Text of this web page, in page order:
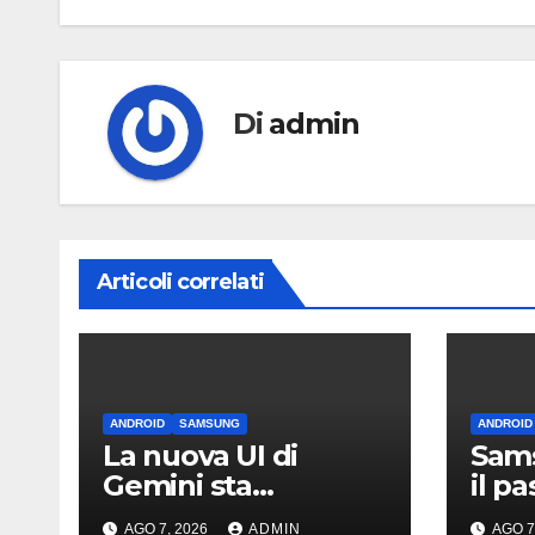
Di admin
Articoli correlati
ANDROID SAMSUNG
La nuova UI di
Gemini sta
arrivando sui Galaxy
AGO 7, 2026 ADMIN
ANDROID
il
AGO